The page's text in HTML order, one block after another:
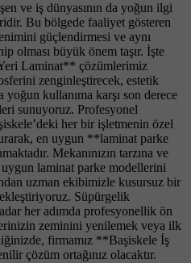
ve iş dünyasının da yoğun ilgi
Bu bölgede faaliyet gösteren
güçlendirmesi ve aynı
olması büyük önem taşır. İşte
Laminat** çözümlerimiz
zenginleştirecek, estetik
yoğun kullanıma karşı son derece
sunuyoruz. Profesyonel
her bir işletmenin özel
en uygun **laminat parke
Mekanınızın tarzına ve
laminat parke modellerini
uzman ekibimizle kusursuz bir
Süpürgelik
her adımda profesyonellik ön
zeminini yenilemek veya ilk
firmamız **Başiskele İş
çözüm ortağınız olacaktır.